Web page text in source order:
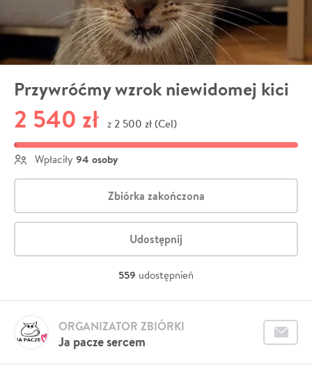
Przywróćmy wzrok niewidomej kici
2 540 zł z 2 500 zł (Cel)
Wpłaciły 94 osoby
Zbiórka zakończona
Udostępnij
559 udostępnień
Ja pacze sercem
ORGANIZATOR ZBIÓRKI